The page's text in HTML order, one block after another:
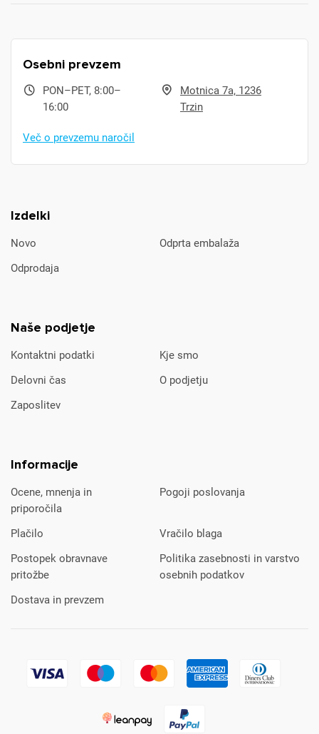
Izdelki
Novo
Odprta embalaža
Odprodaja
Naše podjetje
Kontaktni podatki
Kje smo
Delovni čas
O podjetju
Zaposlitev
Informacije
Ocene, mnenja in
priporočila
Pogoji poslovanja
Plačilo
Vračilo blaga
Postopek obravnave
pritožbe
Politika zasebnosti in varstvo
osebnih podatkov
Dostava in prevzem
Osebni prevzem
PON–PET, 8:00–
16:00
Motnica 7a, 1236
Trzin
Več o prevzemu naročil